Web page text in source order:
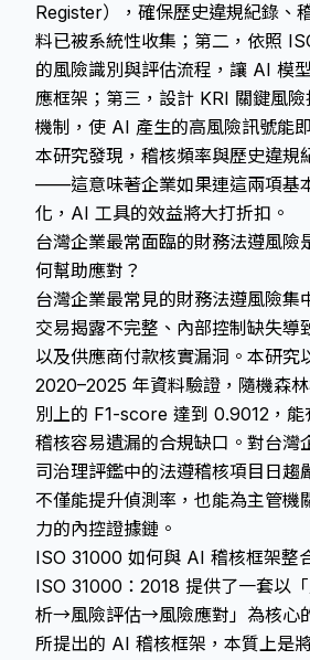
Register），確保歷史違規紀錄、
料已被系統性收集；第二，依照
的風險識別與評估流程，讓 AI 模
應框架；第三，設計 KRI 關鍵風
機制，使 AI 產生的高風險訊號能
本研究發現，稽核頻率與歷史違規
——這意味著企業如果連這兩項基
化，AI 工具的效益將大打折扣。
台灣企業最常面臨的財務法遵風險
何幫助應對？
台灣企業最常見的財務法遵風險集
交易揭露不完整、內部控制缺失導
以及供應商付款核實漏洞。本研究
2020–2025 年資料驗證，隨機森
別上的 F1-score 達到 0.9012，能
稽核容易遺漏的合規缺口。對台灣
司治理評鑑中的法遵稽核項目日趨
不僅能提升偵測率，也能為主管機
力的內控證據鏈。
ISO 31000 如何與 AI 稽核框架整
ISO 31000：2018 提供了一套以
析→風險評估→風險應對」為核心
所提出的 AI 稽核框架，本質上是